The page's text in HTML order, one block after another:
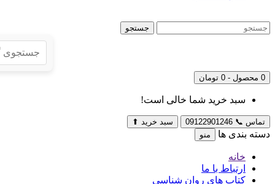
جستجو
0 محصول - 0 تومان
سبد خرید شما خالی است!
تماس 📞
09122901246 سبد خرید ⬆
دسته بندی ها منو
خانه
ارتباط با ما
کتاب های روان شناسی